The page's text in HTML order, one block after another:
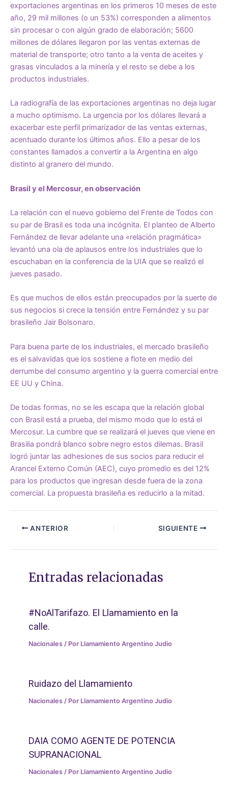
exportaciones argentinas en los primeros 10 meses de este
año, 29 mil millones (o un 53%) corresponden a alimentos
sin procesar o con algún grado de elaboración; 5600
millones de dólares llegaron por las ventas externas de
material de transporte; otro tanto a la venta de aceites y
grasas vinculados a la minería y el resto se debe a los
productos industriales.
La radiografía de las exportaciones argentinas no deja lugar
a mucho optimismo. La urgencia por los dólares llevará a
exacerbar este perfil primarizador de las ventas externas,
acentuado durante los últimos años. Ello a pesar de los
constantes llamados a convertir a la Argentina en algo
distinto al granero del mundo.
Brasil y el Mercosur, en observación
La relación con el nuevo gobierno del Frente de Todos con
su par de Brasil es toda una incógnita. El planteo de Alberto
Fernández de llevar adelante una «relación pragmática»
levantó una ola de aplausos entre los industriales que lo
escuchaban en la conferencia de la UIA que se realizó el
jueves pasado.
Es que muchos de ellos están preocupados por la suerte de
sus negocios si crece la tensión entre Fernández y su par
brasileño Jair Bolsonaro.
Para buena parte de los industriales, el mercado brasileño
es el salvavidas que los sostiene a flote en medio del
derrumbe del consumo argentino y la guerra comercial entre
EE UU y China.
De todas formas, no se les escapa que la relación global
con Brasil está a prueba, del mismo modo que lo está el
Mercosur. La cumbre que se realizará el jueves que viene en
Brasilia pondrá blanco sobre negro estos dilemas. Brasil
logró juntar las adhesiones de sus socios para reducir el
Arancel Externo Común (AEC), cuyo promedio es del 12%
para los productos que ingresan desde fuera de la zona
comercial. La propuesta brasileña es reducirlo a la mitad.
ANTERIOR SIGUIENTE
Entradas relacionadas
#NoAlTarifazo. El Llamamiento en la
calle.
Nacionales / Por Llamamiento Argentino Judio
Ruidazo del Llamamiento
Nacionales / Por Llamamiento Argentino Judio
DAIA COMO AGENTE DE POTENCIA
SUPRANACIONAL
Nacionales / Por Llamamiento Argentino Judio